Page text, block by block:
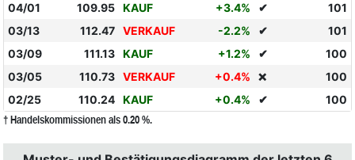
04/01
109.95 KAUF +3.4% ✔
101
03/13
112.47 VERKAUF -2.2% ✔
101
03/09
111.13 KAUF +1.2% ✔
100
03/05
110.73 VERKAUF +0.4% ❌
100
02/25
110.24 KAUF +0.4% ✔ 100
† Handelskommissionen als 0.20 %.